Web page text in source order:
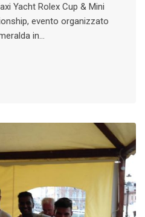
Yacht Rolex Cup & Mini
evento organizzato
in…